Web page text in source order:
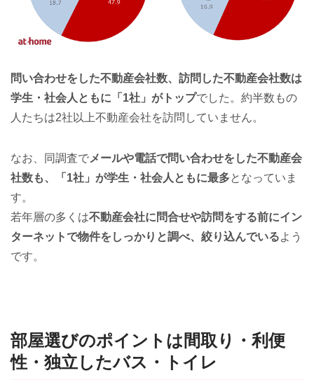
問い合わせをした不動産会社数、訪問した不動産会社数は
学生・社会人ともに「1社」がトップでした。約半数もの
人たちは2社以上不動産会社を訪問していません。
なお、同調査でメールや電話で問い合わせをした不動産会
社数も、「1社」が学生・社会人ともに最多となっていま
す。
若年層の多くは不動産会社に問合せや訪問をする前にイン
ターネットで物件をしっかりと調べ、絞り込んでいるよう
です。
部屋選びのポイントは間取り・利便
性・独立したバス・トイレ